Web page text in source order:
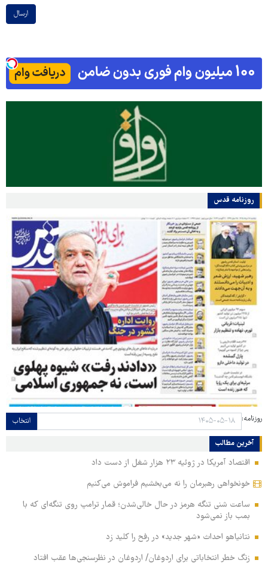
ارسال
روزنامه قدس
روزنامه: انتخاب
آخرین مطالب
اقتصاد آمریکا در ژوئیه ۲۳ هزار شغل از دست داد
خونخواهی رهبرمان را نه می‌بخشیم فراموش می‌کنیم
ساعت شنی تنگه هرمز در حال خالی‌شدن؛ قمار ترامپ روی تنگه‌ای که با
بمب باز نمی‌شود
نتانیاهو احداث «شهر جدید» در رفح را کلید زد
زنگ خطر انتخاباتی برای اردوغان/ اردوغان در نظرسنجی‌ها عقب افتاد